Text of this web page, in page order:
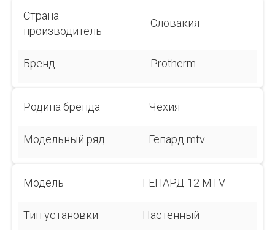
Страна
производитель
Словакия
Бренд Protherm
Родина бренда Чехия
Модельный ряд Гепард mtv
Модель ГЕПАРД 12 MTV
Тип установки Настенный